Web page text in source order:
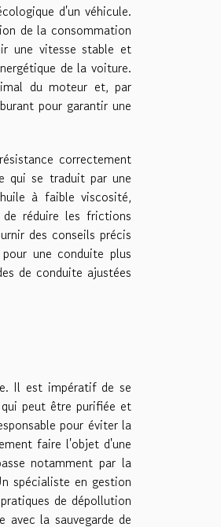
d'un véhicule.
de la consommation
une vitesse stable et
de la voiture.
du moteur et, par
pour garantir une
correctement
qui se traduit par une
à faible viscosité,
réduire les frictions
des conseils précis
une conduite plus
de conduite ajustées
Il est impératif de se
peut être purifiée et
pour éviter la
faire l'objet d'une
notamment par la
spécialiste en gestion
de dépollution
la sauvegarde de